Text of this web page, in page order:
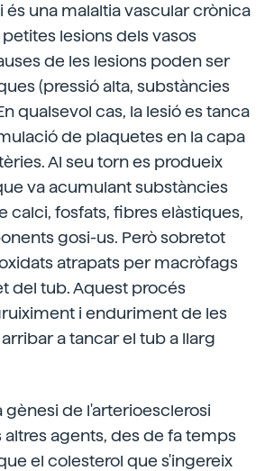
és una malaltia vascular crònica
lesions dels vasos
de les lesions poden ser
(pressió alta, substàncies
qualsevol cas, la lesió es tanca
de plaquetes en la capa
Al seu torn es produeix
va acumulant substàncies
calci, fosfats, fibres elàstiques,
gosi-us. Però sobretot
atrapats per macròfags
del tub. Aquest procés
i enduriment de les
a tancar el tub a llarg
gènesi de l'arterioesclerosi
agents, des de fa temps
el colesterol que s'ingereix